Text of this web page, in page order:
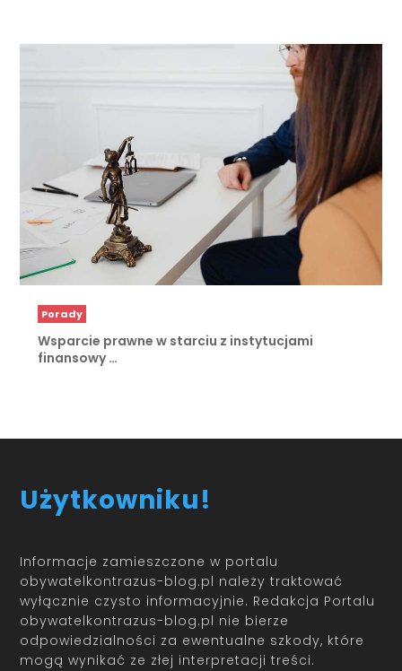
Porady
Wsparcie prawne w starciu z instytucjami
finansowy …
Użytkowniku!
Informacje zamieszczone w portalu
obywatelkontrazus-blog.pl należy traktować
wyłącznie czysto informacyjnie. Redakcja Portalu
obywatelkontrazus-blog.pl nie bierze
odpowiedzialności za ewentualne szkody, które
mogą wynikać ze złej interpretacji treści.